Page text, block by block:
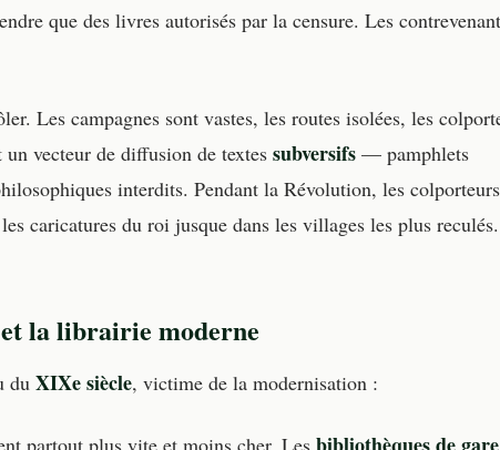
que des livres autorisés par la censure. Les
Les campagnes sont vastes, les routes isolées, les
vecteur de diffusion de textes subversifs — pamphlets
interdits. Pendant la Révolution, les colporteurs
caricatures du roi jusque dans les villages les plus reculés.
la librairie moderne
du XIXe siècle, victime de la modernisation :
partout plus vite et moins cher. Les bibliothèques de gare